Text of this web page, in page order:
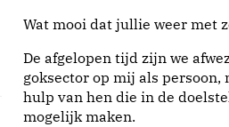
Wat mooi dat jullie weer met
De afgelopen tijd zijn we
goksector op mij als
hulp van hen die in de
mogelijk maken.